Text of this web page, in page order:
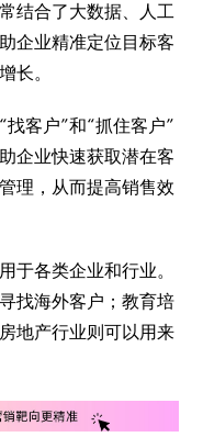
结合了大数据、人工
企业精准定位目标客
长。
找客户”和“抓住客户”
企业快速获取潜在客
理，从而提高销售效
于各类企业和行业。
找海外客户；教育培
地产行业则可以用来